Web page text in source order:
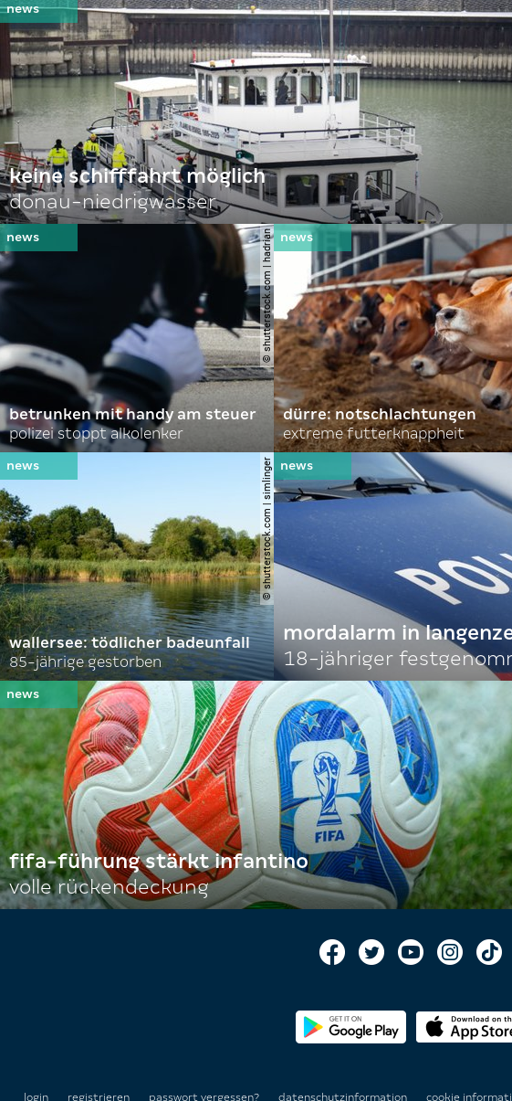
keine schifffahrt möglich
donau-niedrigwasser
© shutterstock.com | hadrian
betrunken mit handy am steuer
polizei stoppt alkolenker
dürre: notschlachtungen
extreme futterknappheit
© shutterstock.com | simlinger
wallersee: tödlicher badeunfall
85-jährige gestorben
mordalarm in
18-jähriger
fifa-führung stärkt infantino
volle rückendeckung
login registrieren passwort vergessen? datenschutzinformation cookie